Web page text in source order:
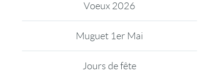
Voeux 2026
Muguet 1er Mai
Jours de fête